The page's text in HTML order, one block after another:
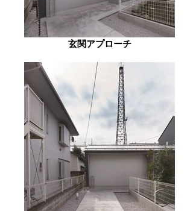
玄関アプローチ